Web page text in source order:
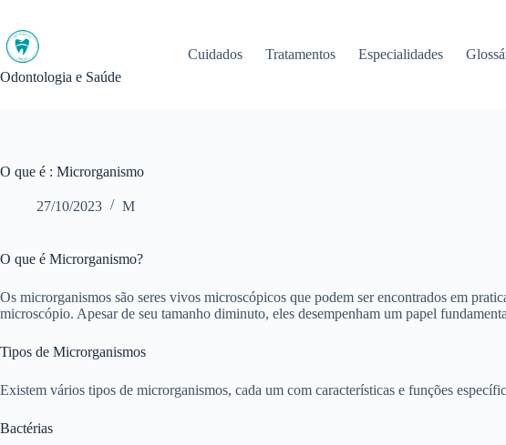
conteúdo
Odontologia e Saúde
Cuidados Tratamentos Especialidades
O que é : Microrganismo
27/10/2023 M
O que é Microrganismo?
Os microrganismos são seres vivos microscópicos que podem ser encontrados em
microscópio. Apesar de seu tamanho diminuto, eles desempenham um papel
Tipos de Microrganismos
Existem vários tipos de microrganismos, cada um com características e funções
Bactérias